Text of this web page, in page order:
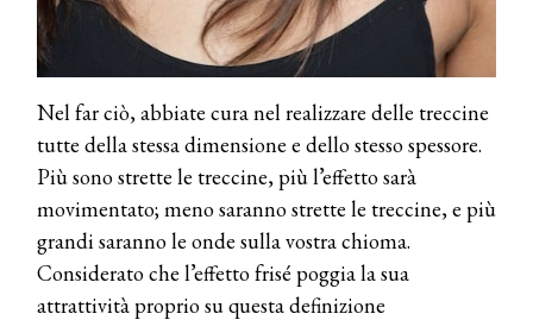
Nel far ciò, abbiate cura nel realizzare delle treccine
tutte della stessa dimensione e dello stesso spessore.
Più sono strette le treccine, più l’effetto sarà
movimentato; meno saranno strette le treccine, e più
grandi saranno le onde sulla vostra chioma.
Considerato che l’effetto frisé poggia la sua
attrattività proprio su questa definizione